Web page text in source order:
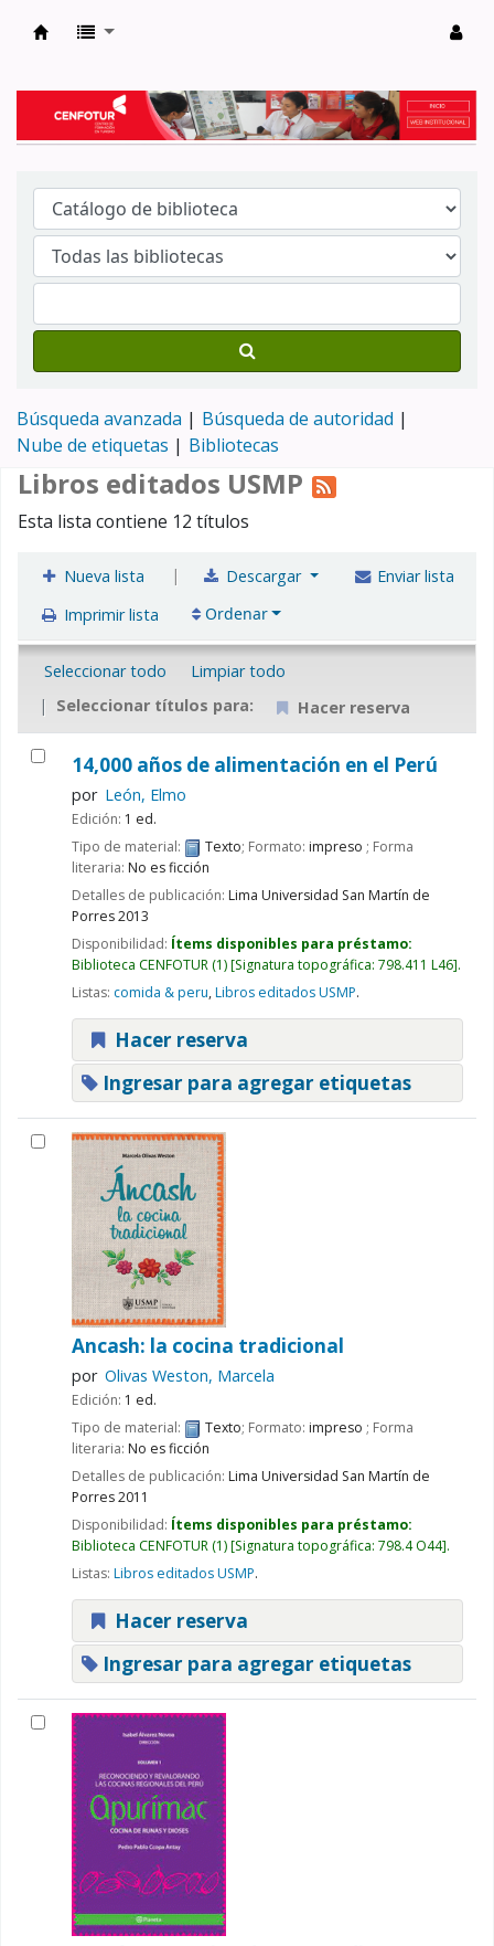
Búsqueda avanzada
Búsqueda de autoridad
Nube de etiquetas
Bibliotecas
Libros editados USMP
Esta lista contiene 12 títulos
Nueva lista | Descargar
Enviar lista
Imprimir lista
Ordenar
Seleccionar todo
Limpiar todo
Seleccionar títulos para:
Hacer reserva
14,000 años de alimentación en el Perú
por León, Elmo
Edición: 1 ed.
Tipo de material:
Texto; Formato: impreso ; Forma
literaria: No es ficción
Detalles de publicación: Lima Universidad San Martín de
Porres2013
Disponibilidad: Ítems disponibles para préstamo:
Biblioteca CENFOTUR (1) Signatura topográfica: 798.411 L46 .
Listas: comida & peru,Libros editados USMP.
Hacer reserva
Ingresar para agregar etiquetas
Ancash: la cocina tradicional
por Olivas Weston, Marcela
Edición: 1 ed.
Tipo de material:
Texto; Formato: impreso ; Forma
literaria: No es ficción
Detalles de publicación: Lima Universidad San Martín de
Porres2011
Disponibilidad: Ítems disponibles para préstamo:
Biblioteca CENFOTUR (1) Signatura topográfica: 798.4 O44 .
Listas: Libros editados USMP.
Hacer reserva
Ingresar para agregar etiquetas